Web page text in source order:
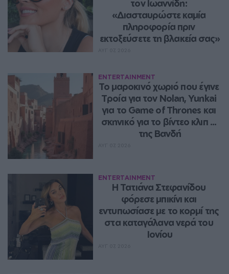
τον Ιωαννίδη:
«Διασταυρώστε καμία
πληροφορία πριν
εκτοξεύσετε τη βλακεία σας»
ENTERTAINMENT
Το μαροκινό χωριό που έγινε
Τροία για τον Nolan, Yunkai
για το Game of Thrones και
σκηνικό για το βίντεο κλιπ ...
της Βανδή
ENTERTAINMENT
Η Τατιάνα Στεφανίδου
φόρεσε μπικίνι και
εντυπωσίασε με το κορμί της
στα καταγάλανα νερά του
Ιονίου